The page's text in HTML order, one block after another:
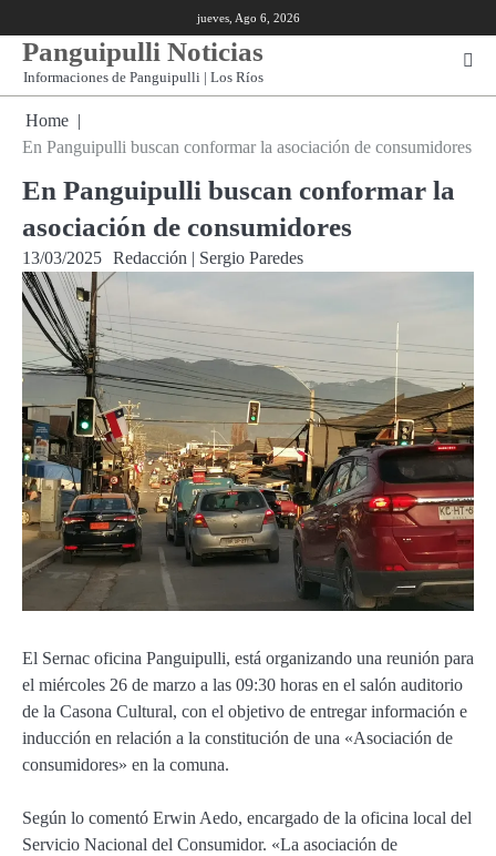
to
content
jueves, Ago 6, 2026
Panguipulli Noticias
Informaciones de Panguipulli | Los Ríos
Home
En Panguipulli buscan conformar la asociación de consumidores
En Panguipulli buscan conformar la
asociación de consumidores
13/03/2025 Redacción | Sergio Paredes
El Sernac oficina Panguipulli, está organizando una reunión para
el miércoles 26 de marzo a las 09:30 horas en el salón auditorio
de la Casona Cultural, con el objetivo de entregar información e
inducción en relación a la constitución de una «Asociación de
consumidores» en la comuna.
Según lo comentó Erwin Aedo, encargado de la oficina local del
Servicio Nacional del Consumidor. «La asociación de